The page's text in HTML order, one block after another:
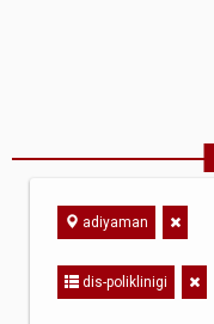
adiyaman
dis-poliklinigi